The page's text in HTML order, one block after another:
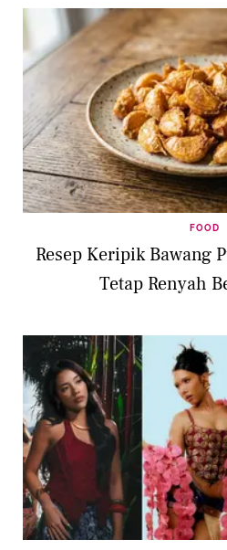
FOOD
Resep Keripik Bawang
Tetap Renyah